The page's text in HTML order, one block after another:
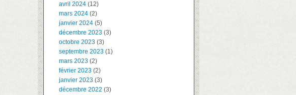
avril 2024 (12)
mars 2024 (2)
janvier 2024 (5)
décembre 2023 (3)
octobre 2023 (3)
septembre 2023 (1)
mars 2023 (2)
février 2023 (2)
janvier 2023 (3)
décembre 2022 (3)